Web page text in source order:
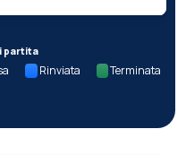
partita
Rinviata Terminata